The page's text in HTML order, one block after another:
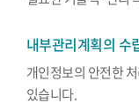
내부관리계획의 수
개인정보의 안전한
있습니다.